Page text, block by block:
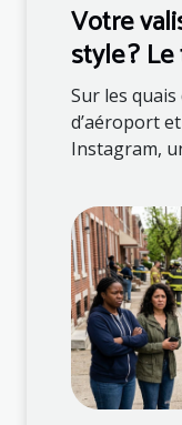
Votre
style ?
de mode
Sur les
d’aéroport
Instagram,